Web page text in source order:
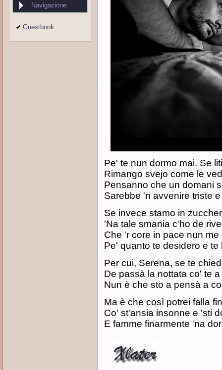
Navigazione
Guestbook
Pe' te nun dormo mai. Se
Rimango svejo come le
Pensanno che un domani
Sarebbe 'n avvenire triste
Se invece stamo in
'Na tale smania c'ho de
Che 'r core in pace nun
Pe' quanto te desidero e te
Per cui, Serena, se te
De passà la nottata co' te a
Nun è che sto a pensà a
Ma è che così potrei falla
Co' st'ansia insonne e 'sti
E famme finarmente 'na